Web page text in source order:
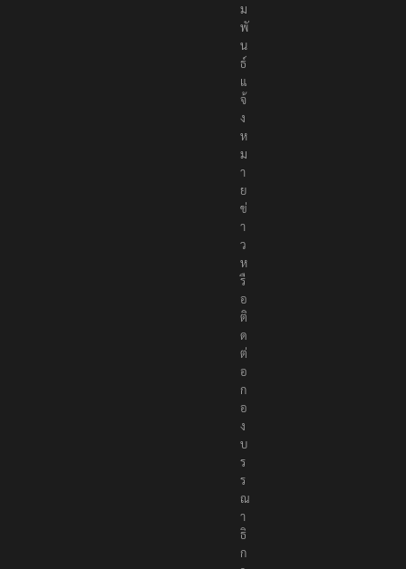
ม
พั
น
ธ์
แ
จ้
ง
ห
ม
า
ย
ข่
า
ว
ห
รื
อ
ติ
ด
ต่
อ
ก
อ
ง
บ
ร
ร
ณ
า
ธิ
ก